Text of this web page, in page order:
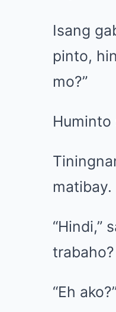
Isang
pinto,
mo?”
Huminto
matibay.
“Hindi,”
“Eh